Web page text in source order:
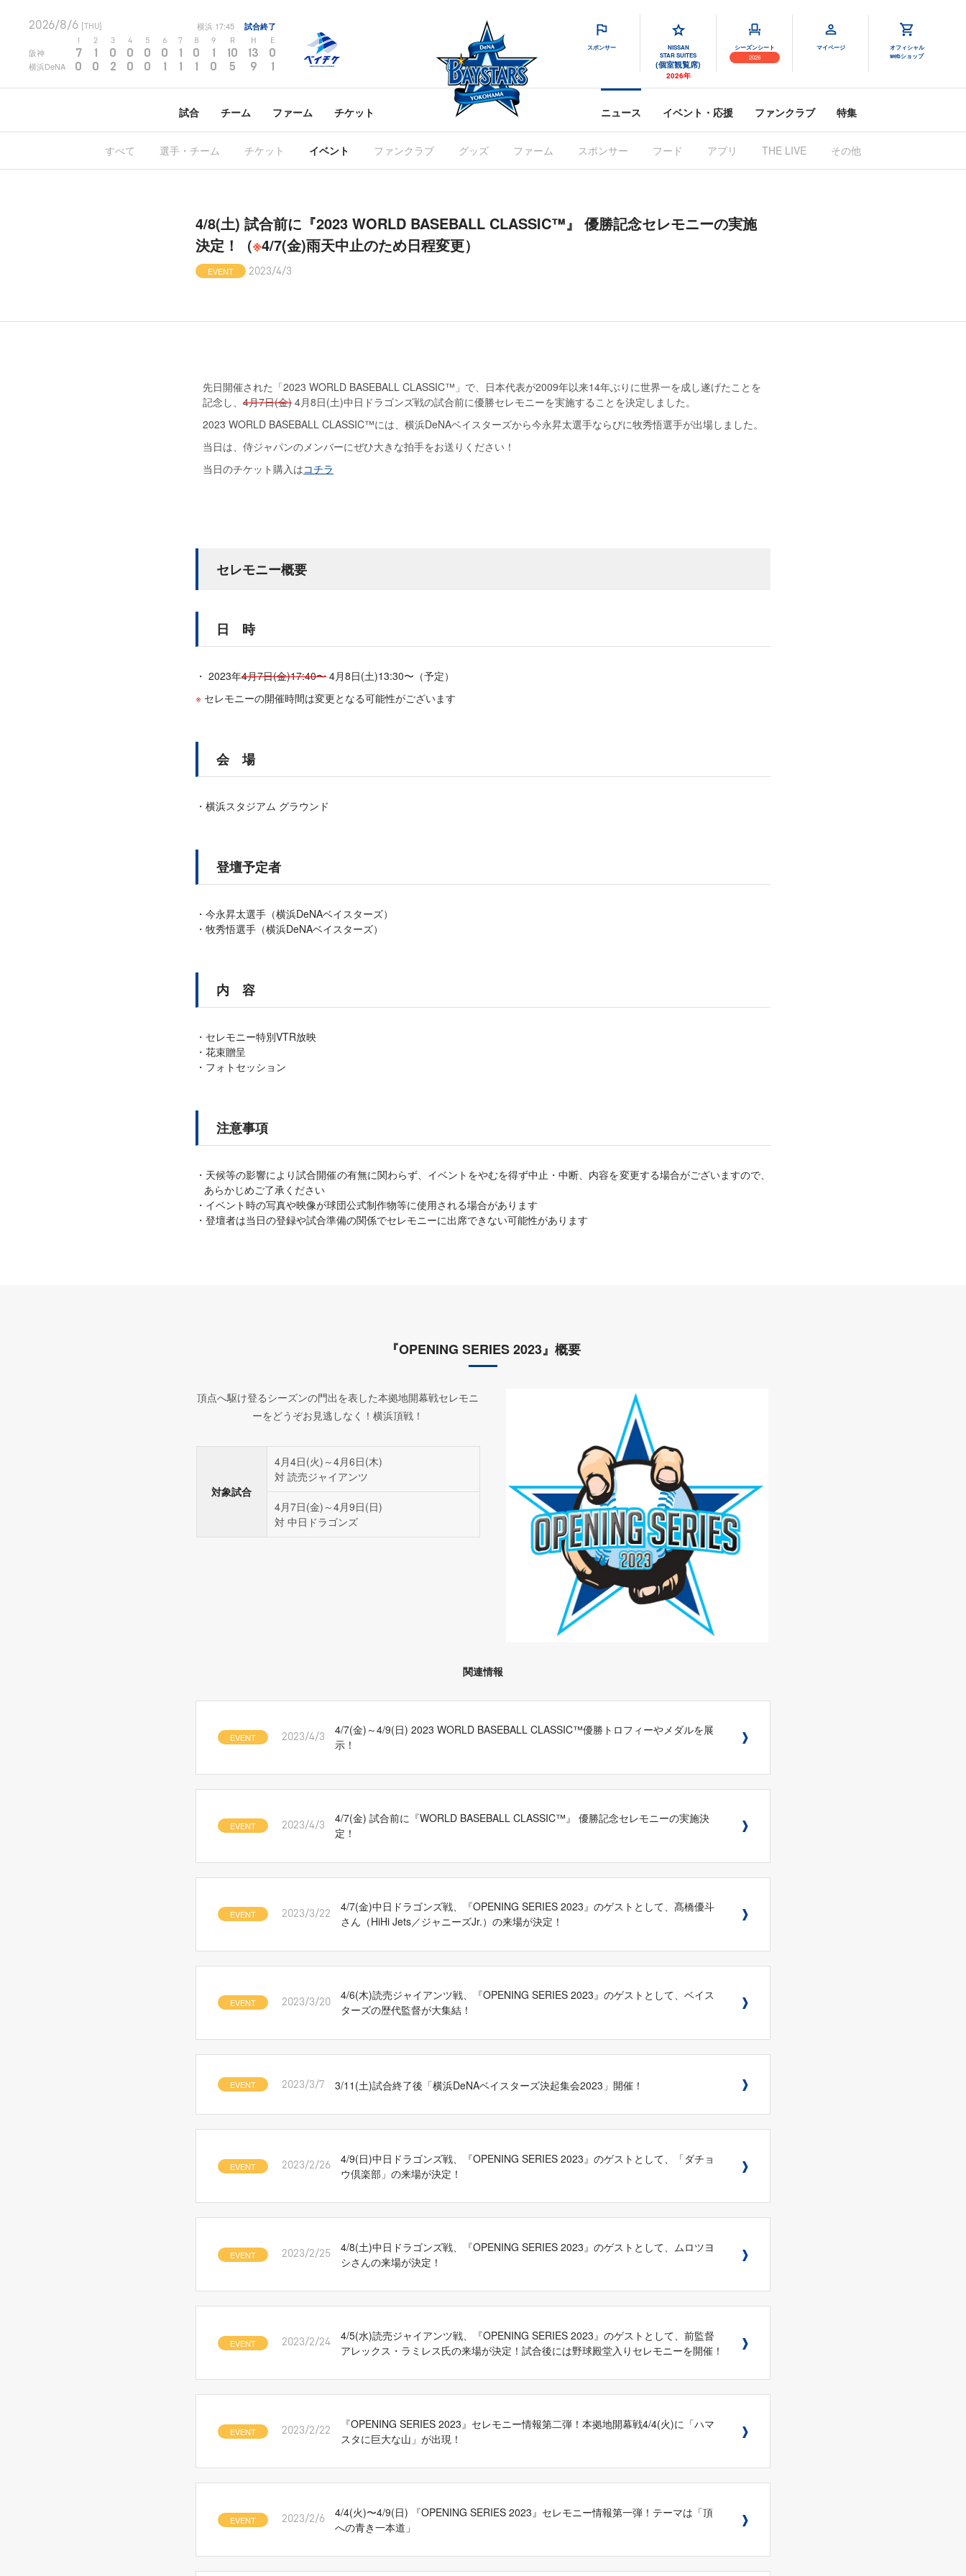
2026/8/6 [THU] 横浜 17:45 試合終了
2 3 4 5 6 7 8 9 R H E
阪神 7 1 0 0 0 0 1 0 1 10 13 0
横浜DeNA 0 0 2 0 0 1 1 1 0 5 9 1
スポンサー
NISSAN
STAR SUITES
(個室観覧席)
2026年
シーズンシート
2026
マイページ
オフィシャル
webショップ
試合 チーム ファーム チケット ニュース イベント・応援 ファンクラブ 特集
すべて 選手・チーム チケット イベント ファンクラブ グッズ ファーム スポンサー フード アプリ THE LIVE その他
4/8(土) 試合前に『2023 WORLD BASEBALL CLASSIC™』 優勝記念セレモニーの実施
決定！（※4/7(金)雨天中止のため日程変更）
EVENT 2023/4/3
先日開催された「2023 WORLD BASEBALL CLASSIC™」で、日本代表が2009年以来14年ぶりに世界一を成し遂げたことを
記念し、 4月7日(金) 4月8日(土)中日ドラゴンズ戦の試合前に優勝セレモニーを実施することを決定しました。
2023 WORLD BASEBALL CLASSIC™には、横浜DeNAベイスターズから今永昇太選手ならびに牧秀悟選手が出場しました。
当日は、侍ジャパンのメンバーにぜひ大きな拍手をお送りください！
当日のチケット購入はコチラ
セレモニー概要
日 時
2023年4月7日(金)17:40〜 4月8日(土)13:30〜（予定）
セレモニーの開催時間は変更となる可能性がございます
会 場
横浜スタジアム グラウンド
登壇予定者
今永昇太選手（横浜DeNAベイスターズ）
牧秀悟選手（横浜DeNAベイスターズ）
内 容
セレモニー特別VTR放映
花束贈呈
フォトセッション
注意事項
天候等の影響により試合開催の有無に関わらず、イベントをやむを得ず中止・中断、内容を変更する場合がございますので、
あらかじめご了承ください
イベント時の写真や映像が球団公式制作物等に使用される場合があります
登壇者は当日の登録や試合準備の関係でセレモニーに出席できない可能性があります
『OPENING SERIES 2023』概要
頂点へ駆け登るシーズンの門出を表した本拠地開幕戦セレモニ
ーをどうぞお見逃しなく！横浜頂戦！
対象試合
4月4日(火)～4月6日(木)
対 読売ジャイアンツ
4月7日(金)～4月9日(日)
対 中日ドラゴンズ
関連情報
EVENT 2023/4/3
4/7(金)～4/9(日) 2023 WORLD BASEBALL CLASSIC™優勝トロフィーやメダルを展
示！
EVENT 2023/4/3
4/7(金) 試合前に『WORLD BASEBALL CLASSIC™』 優勝記念セレモニーの実施決
定！
EVENT 2023/3/22
4/7(金)中日ドラゴンズ戦、『OPENING SERIES 2023』のゲストとして、髙橋優斗
さん（HiHi Jets／ジャニーズJr.）の来場が決定！
EVENT 2023/3/20
4/6(木)読売ジャイアンツ戦、『OPENING SERIES 2023』のゲストとして、ベイス
ターズの歴代監督が大集結！
EVENT 2023/3/7 3/11(土)試合終了後「横浜DeNAベイスターズ決起集会2023」開催！
EVENT 2023/2/26
4/9(日)中日ドラゴンズ戦、『OPENING SERIES 2023』のゲストとして、「ダチョ
ウ倶楽部」の来場が決定！
EVENT 2023/2/25
4/8(土)中日ドラゴンズ戦、『OPENING SERIES 2023』のゲストとして、ムロツヨ
シさんの来場が決定！
EVENT 2023/2/24
4/5(水)読売ジャイアンツ戦、『OPENING SERIES 2023』のゲストとして、前監督
アレックス・ラミレス氏の来場が決定！試合後には野球殿堂入りセレモニーを開催！
EVENT 2023/2/22
『OPENING SERIES 2023』セレモニー情報第二弾！本拠地開幕戦4/4(火)に「ハマ
スタに巨大な山」が出現！
EVENT 2023/2/6
4/4(火)〜4/9(日) 『OPENING SERIES 2023』セレモニー情報第一弾！テーマは「頂
への青き一本道」